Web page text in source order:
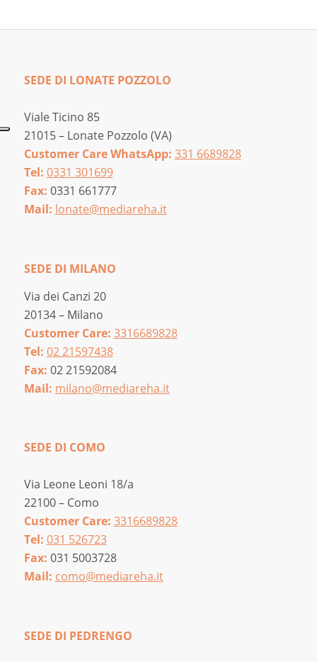
SEDE DI LONATE POZZOLO
Viale Ticino 85
21015 – Lonate Pozzolo (VA)
Customer Care WhatsApp: 331 6689828
Tel: 0331 301699
Fax: 0331 661777
Mail: lonate@mediareha.it
SEDE DI MILANO
Via dei Canzi 20
20134 – Milano
Customer Care: 3316689828
Tel: 02 21597438
Fax: 02 21592084
Mail: milano@mediareha.it
SEDE DI COMO
Via Leone Leoni 18/a
22100 – Como
Customer Care: 3316689828
Tel: 031 526723
Fax: 031 5003728
Mail: como@mediareha.it
SEDE DI PEDRENGO